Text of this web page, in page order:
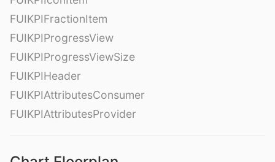
FUIKPIFractionItem
FUIKPIProgressView
FUIKPIProgressViewSize
FUIKPIHeader
FUIKPIAttributesConsumer
FUIKPIAttributesProvider